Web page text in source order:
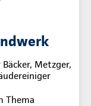
Metzger,
Thema